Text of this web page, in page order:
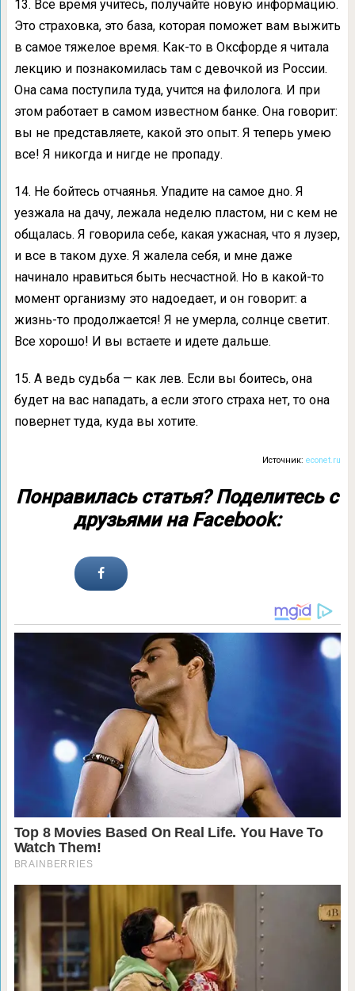
13. Все время учитесь, получайте новую информацию.
Это страховка, это база, которая поможет вам выжить
в самое тяжелое время. Как-то в Оксфорде я читала
лекцию и познакомилась там с девочкой из России.
Она сама поступила туда, учится на филолога. И при
этом работает в самом известном банке. Она говорит:
вы не представляете, какой это опыт. Я теперь умею
все! Я никогда и нигде не пропаду.
14. Не бойтесь отчаянья. Упадите на самое дно. Я
уезжала на дачу, лежала неделю пластом, ни с кем не
общалась. Я говорила себе, какая ужасная, что я лузер,
и все в таком духе. Я жалела себя, и мне даже
начинало нравиться быть несчастной. Но в какой-то
момент организму это надоедает, и он говорит: а
жизнь-то продолжается! Я не умерла, солнце светит.
Все хорошо! И вы встаете и идете дальше.
15. А ведь судьба — как лев. Если вы боитесь, она
будет на вас нападать, а если этого страха нет, то она
повернет туда, куда вы хотите.
Источник:econet.ru
Понравилась статья? Поделитесь с
друзьями на Facebook: